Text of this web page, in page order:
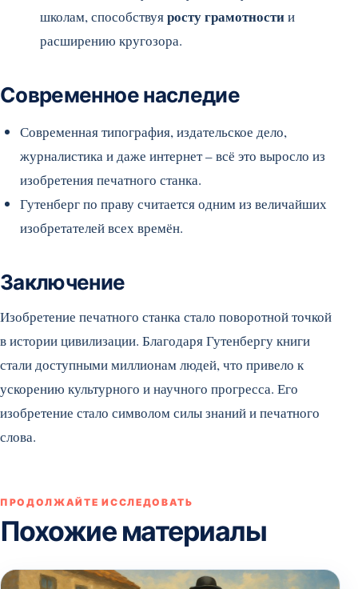
школам, способствуяросту грамотностии
расширению кругозора.
Современное наследие
Современная типография, издательское дело,
журналистика и даже интернет – всё это выросло из
изобретения печатного станка.
Гутенберг по праву считается одним из величайших
изобретателей всех времён.
Заключение
Изобретение печатного станка стало поворотной точкой
в истории цивилизации. Благодаря Гутенбергу книги
стали доступными миллионам людей, что привело к
ускорению культурного и научного прогресса. Его
изобретение стало символом силы знаний и печатного
слова.
ПРОДОЛЖАЙТЕ ИССЛЕДОВАТЬ
Похожие материалы